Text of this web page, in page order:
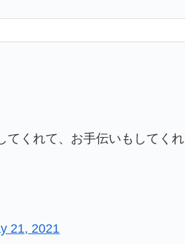
てくれて、お手伝いもしてくれ
21, 2021